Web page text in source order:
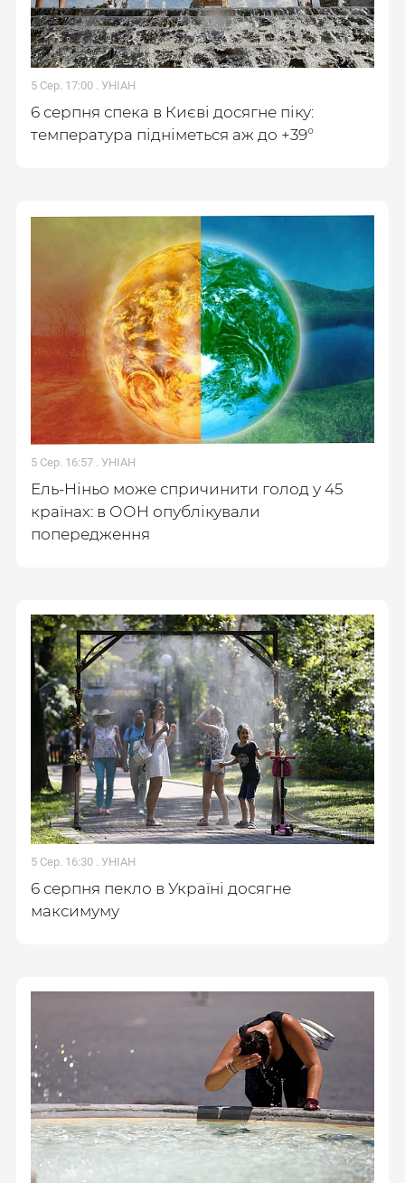
5 Сер. 17:00 . УНІАН
6 серпня спека в Києві досягне піку:
температура підніметься аж до +39°
5 Сер. 16:57 . УНІАН
Ель-Ніньо може спричинити голод у 45
країнах: в ООН опублікували
попередження
5 Сер. 16:30 . УНІАН
6 серпня пекло в Україні досягне
максимуму